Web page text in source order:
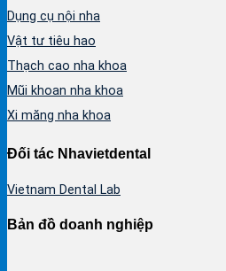
Dụng cụ nội nha
Vật tư tiêu hao
Thạch cao nha khoa
Mũi khoan nha khoa
Xi măng nha khoa
Đối tác Nhavietdental
Vietnam Dental Lab
Bản đồ doanh nghiệp